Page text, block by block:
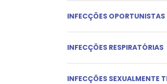
INFECÇÕES
INFECÇÕES RESPIRATÓRIAS
INFECÇÕES SEXUALMENTE